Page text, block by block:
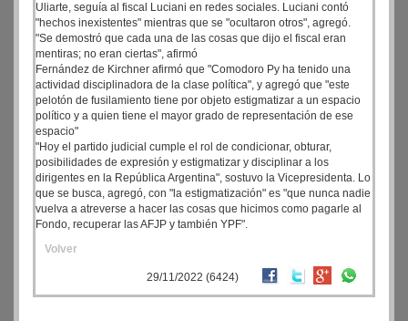
Uliarte, seguía al fiscal Luciani en redes sociales. Luciani contó
"hechos inexistentes" mientras que se "ocultaron otros", agregó.
"Se demostró que cada una de las cosas que dijo el fiscal eran
mentiras; no eran ciertas", afirmó
Fernández de Kirchner afirmó que "Comodoro Py ha tenido una
actividad disciplinadora de la clase política", y agregó que "este
pelotón de fusilamiento tiene por objeto estigmatizar a un espacio
político y a quien tiene el mayor grado de representación de ese
espacio"
"Hoy el partido judicial cumple el rol de condicionar, obturar,
posibilidades de expresión y estigmatizar y disciplinar a los
dirigentes en la República Argentina", sostuvo la Vicepresidenta. Lo
que se busca, agregó, con "la estigmatización" es "que nunca nadie
vuelva a atreverse a hacer las cosas que hicimos como pagarle al
Fondo, recuperar las AFJP y también YPF".
Volver
29/11/2022 (6424)